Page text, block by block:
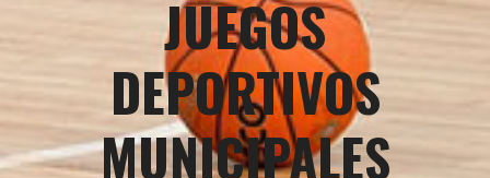
JUEGOS
DEPORTIVOS
MUNICIPALES